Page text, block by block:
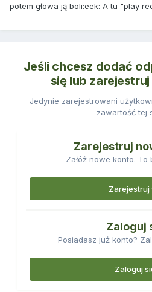
potem głowa ją boli:eek: A tu "play
Jeśli chcesz dodać
się lub
Jedynie zarejestrowani
zawartość tej
Zarejestruj
Załóż nowe konto. To
Zarejestruj
Zaloguj
Posiadasz już konto?
Zaloguj